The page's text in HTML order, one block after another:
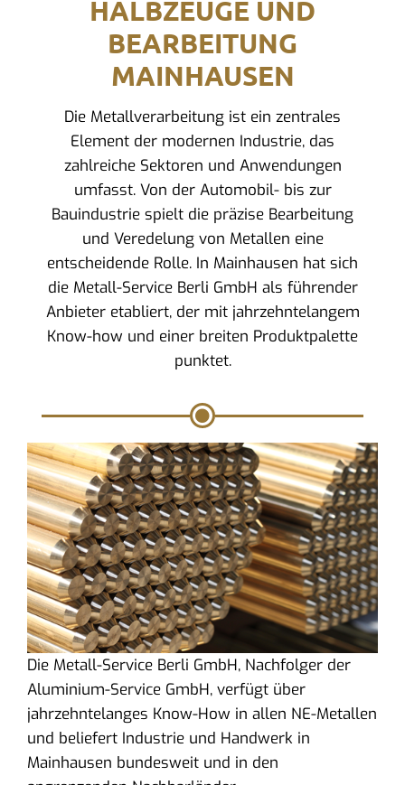
HALBZEUGE UND
BEARBEITUNG
MAINHAUSEN
Die Metallverarbeitung ist ein zentrales
Element der modernen Industrie, das
zahlreiche Sektoren und Anwendungen
umfasst. Von der Automobil- bis zur
Bauindustrie spielt die präzise Bearbeitung
und Veredelung von Metallen eine
entscheidende Rolle. In Mainhausen hat sich
die Metall-Service Berli GmbH als führender
Anbieter etabliert, der mit jahrzehntelangem
Know-how und einer breiten Produktpalette
punktet.
Die Metall-Service Berli GmbH, Nachfolger der
Aluminium-Service GmbH, verfügt über
jahrzehntelanges Know-How in allen NE-Metallen
und beliefert Industrie und Handwerk in
Mainhausen bundesweit und in den